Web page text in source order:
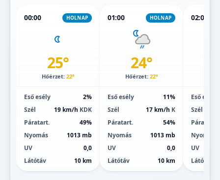
00:00 HOLNAP
25°
Hőérzet: 22°
Eső esély
2%
Szél
19 km/h KDK
Páratart.
49%
Nyomás
1013 mb
UV
0,0
Látótáv
10 km
01:00 HOLNAP
24°
Hőérzet: 22°
Eső esély
11%
Szél
17 km/h K
Páratart.
54%
Nyomás
1013 mb
UV
0,0
Látótáv
10 km
02:00
Eső esély
Szél
Páratart.
Nyomás
UV
Látótáv